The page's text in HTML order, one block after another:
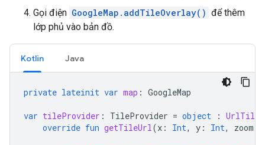
Gọi điện GoogleMap.addTileOverlay() để thêm
lớp phủ vào bản đồ.
Kotlin Java
private lateinit var map : GoogleMap
var tileProvider : TileProvider = object :
override fun getTileUrl(x : Int, y : Int, zoom